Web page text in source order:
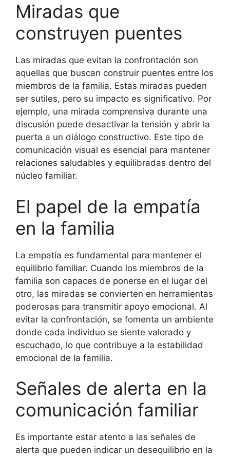
Miradas que
construyen puentes
Las miradas que evitan la confrontación son
aquellas que buscan construir puentes entre los
miembros de la familia. Estas miradas pueden
ser sutiles, pero su impacto es significativo. Por
ejemplo, una mirada comprensiva durante una
discusión puede desactivar la tensión y abrir la
puerta a un diálogo constructivo. Este tipo de
comunicación visual es esencial para mantener
relaciones saludables y equilibradas dentro del
núcleo familiar.
El papel de la empatía
en la familia
La empatía es fundamental para mantener el
equilibrio familiar. Cuando los miembros de la
familia son capaces de ponerse en el lugar del
otro, las miradas se convierten en herramientas
poderosas para transmitir apoyo emocional. Al
evitar la confrontación, se fomenta un ambiente
donde cada individuo se siente valorado y
escuchado, lo que contribuye a la estabilidad
emocional de la familia.
Señales de alerta en la
comunicación familiar
Es importante estar atento a las señales de
alerta que pueden indicar un desequilibrio en la